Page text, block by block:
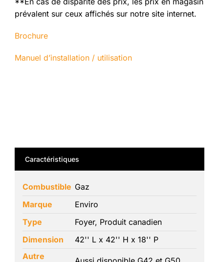
prévalent sur ceux affichés sur notre site internet.
Brochure
Manuel d’installation / utilisation
Caractéristiques
Combustible Gaz
Marque
Enviro
Type
Foyer, Produit canadien
Dimension
42'' L x 42'' H x 18'' P
Autre